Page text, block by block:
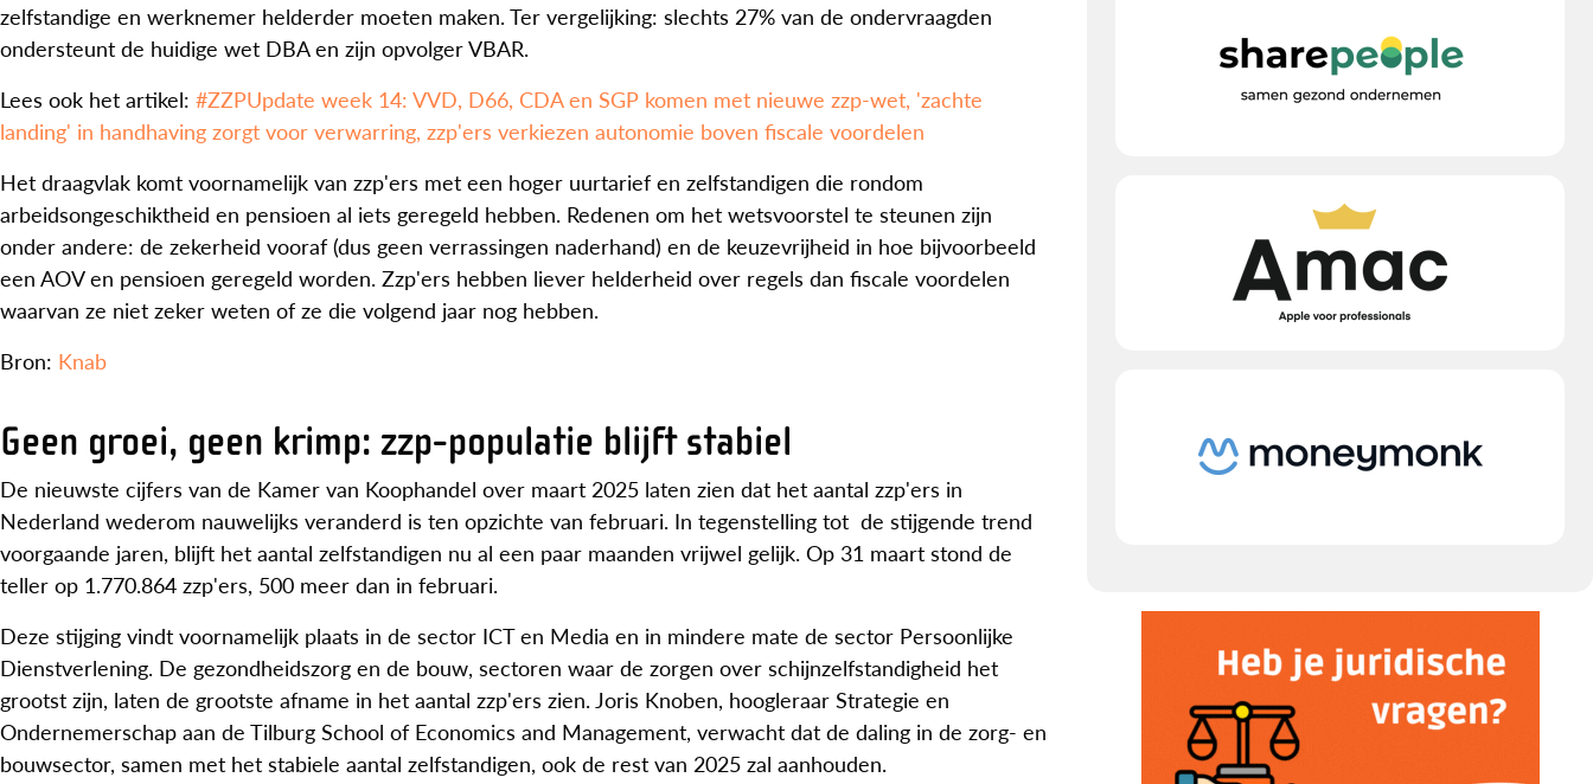
zelfstandige en werknemer helderder moeten maken. Ter vergelijking: slechts 27% van de ondervraagden
ondersteunt de huidige wet DBA en zijn opvolger VBAR.
Lees ook het artikel: #ZZPUpdate week 14: VVD, D66, CDA en SGP komen met nieuwe zzp-wet, 'zachte
landing' in handhaving zorgt voor verwarring, zzp'ers verkiezen autonomie boven fiscale voordelen
Het draagvlak komt voornamelijk van zzp'ers met een hoger uurtarief en zelfstandigen die rondom
arbeidsongeschiktheid en pensioen al iets geregeld hebben. Redenen om het wetsvoorstel te steunen zijn
onder andere: de zekerheid vooraf (dus geen verrassingen naderhand) en de keuzevrijheid in hoe bijvoorbeeld
een AOV en pensioen geregeld worden. Zzp'ers hebben liever helderheid over regels dan fiscale voordelen
waarvan ze niet zeker weten of ze die volgend jaar nog hebben.
Bron: Knab
Geen groei, geen krimp: zzp-populatie blijft stabiel
De nieuwste cijfers van de Kamer van Koophandel over maart 2025 laten zien dat het aantal zzp'ers in
Nederland wederom nauwelijks veranderd is ten opzichte van februari. In tegenstelling tot de stijgende trend
voorgaande jaren, blijft het aantal zelfstandigen nu al een paar maanden vrijwel gelijk. Op 31 maart stond de
teller op 1.770.864 zzp'ers, 500 meer dan in februari.
Deze stijging vindt voornamelijk plaats in de sector ICT en Media en in mindere mate de sector Persoonlijke
Dienstverlening. De gezondheidszorg en de bouw, sectoren waar de zorgen over schijnzelfstandigheid het
grootst zijn, laten de grootste afname in het aantal zzp'ers zien. Joris Knoben, hoogleraar Strategie en
Ondernemerschap aan de Tilburg School of Economics and Management, verwacht dat de daling in de zorg- en
bouwsector, samen met het stabiele aantal zelfstandigen, ook de rest van 2025 zal aanhouden.